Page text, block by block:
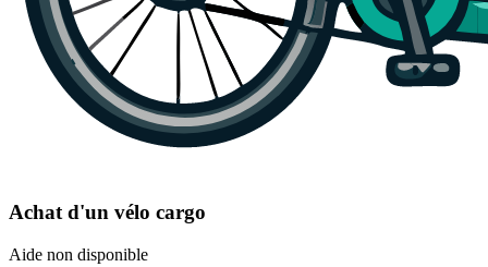
Achat d'un vélo cargo
Aide non disponible